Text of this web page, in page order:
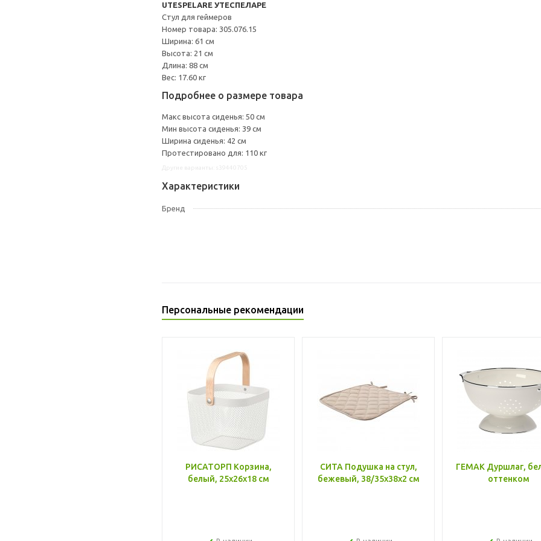
UTESPELARE УТЕСПЕЛАРЕ
Стул для геймеров
Номер товара: 305.076.15
Ширина: 61 см
Высота: 21 см
Длина: 88 см
Вес: 17.60 кг
Подробнее о размере товара
Макс высота сиденья: 50 см
Мин высота сиденья: 39 см
Ширина сиденья: 42 см
Протестировано для: 110 кг
Характеристики
Бренд
Персональные рекомендации
РИСАТОРП Корзина,
белый, 25x26x18 см
СИТА Подушка на стул,
бежевый, 38/35x38x2 см
ГЕМАК Дуршлаг,
оттенком